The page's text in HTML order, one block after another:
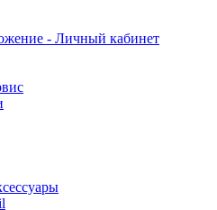
- Личный кабинет